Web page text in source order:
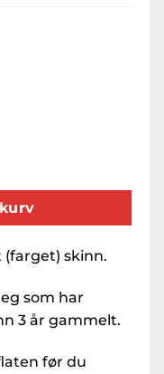
skinn.
som har
3 år gammelt.
før du